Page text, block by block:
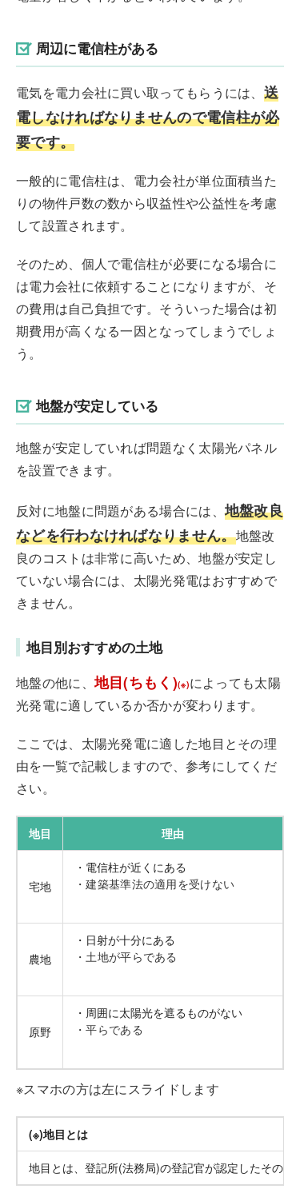
周辺に電信柱がある
電気を電力会社に買い取ってもらうには、 送
電しなければなりませんので電信柱が必
要です。
一般的に電信柱は、電力会社が単位面積当た
りの物件戸数の数から収益性や公益性を考慮
して設置されます。
そのため、個人で電信柱が必要になる場合に
は電力会社に依頼することになりますが、そ
の費用は自己負担です。そういった場合は初
期費用が高くなる一因となってしまうでしょ
う。
地盤が安定している
地盤が安定していれば問題なく太陽光パネル
を設置できます。
反対に地盤に問題がある場合には、地盤改良
などを行わなければなりません。地盤改
良のコストは非常に高いため、地盤が安定し
ていない場合には、太陽光発電はおすすめで
きません。
地目別おすすめの土地
地盤の他に、地目(ちもく)(※)によっても太陽
光発電に適しているか否かが変わります。
ここでは、太陽光発電に適した地目とその理
由を一覧で記載しますので、参考にしてくだ
さい。
地目 理由
宅地
・電信柱が近くにある
・建築基準法の適用を受けない
農地
・日射が十分にある
・土地が平らである
原野
・周囲に太陽光を遮るものがない
・平らである
※スマホの方は左にスライドします
(※)地目とは
地目とは、登記所(法務局)の登記官が認定したその土